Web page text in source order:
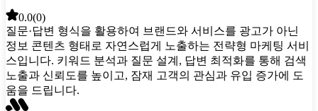
0.0(0)
질문·답변 형식을 활용하여 브랜드와 서비스를 광고가 아닌
정보 콘텐츠 형태로 자연스럽게 노출하는 전략형 마케팅 서비
스입니다. 키워드 분석과 질문 설계, 답변 최적화를 통해 검색
노출과 신뢰도를 높이고, 잠재 고객의 관심과 유입 증가에 도
움을 드립니다.